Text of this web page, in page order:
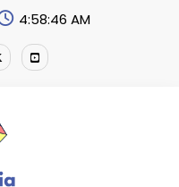
4:58:47 AM